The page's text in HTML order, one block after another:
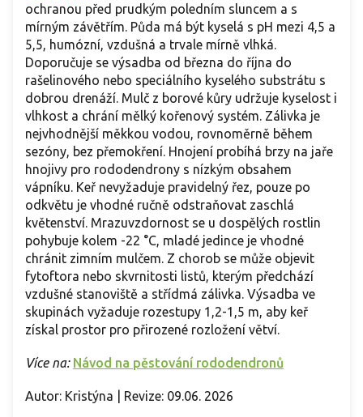
ochranou před prudkým poledním sluncem a s
mírným závětřím. Půda má být kyselá s pH mezi 4,5 a
5,5, humózní, vzdušná a trvale mírně vlhká.
Doporučuje se výsadba od března do října do
rašelinového nebo speciálního kyselého substrátu s
dobrou drenáží. Mulč z borové kůry udržuje kyselost i
vlhkost a chrání mělký kořenový systém. Zálivka je
nejvhodnější měkkou vodou, rovnoměrně během
sezóny, bez přemokření. Hnojení probíhá brzy na jaře
hnojivy pro rododendrony s nízkým obsahem
vápníku. Keř nevyžaduje pravidelný řez, pouze po
odkvětu je vhodné ručně odstraňovat zaschlá
květenství. Mrazuvzdornost se u dospělých rostlin
pohybuje kolem -22 °C, mladé jedince je vhodné
chránit zimním mulčem. Z chorob se může objevit
fytoftora nebo skvrnitosti listů, kterým předchází
vzdušné stanoviště a střídmá zálivka. Výsadba ve
skupinách vyžaduje rozestupy 1,2-1,5 m, aby keř
získal prostor pro přirozené rozložení větví.
Více na: Návod na pěstování rododendronů
Autor: Kristýna | Revize: 09.06. 2026